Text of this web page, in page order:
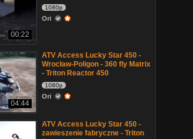
00:22
1080p
Ori
04:44
ATV Access Lucky Star 450 -
Wrocław-Poligon - 360 fly Matrix
- Triton Reactor 450
1080p
Ori
ATV Access Lucky Star 450 -
zawieszenie fabryczne - Triton